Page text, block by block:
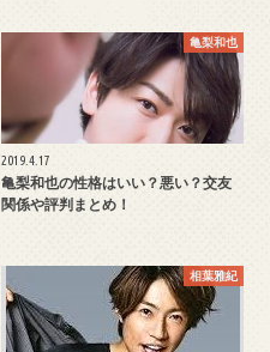
亀梨和也
2019.4.17
亀梨和也の性格はいい？悪い？交友
関係や評判まとめ！
相葉雅紀